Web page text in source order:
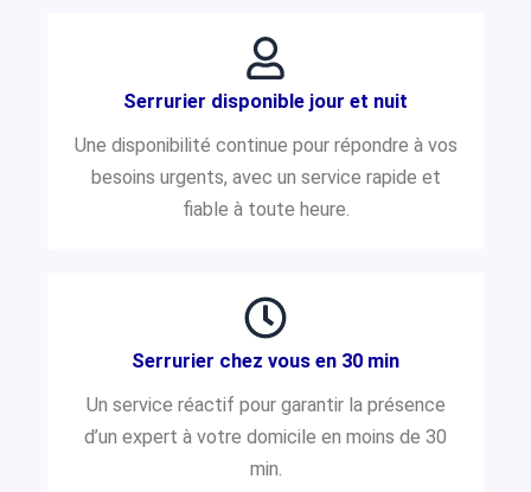
Serrurier disponible jour et nuit
Une disponibilité continue pour répondre à vos
besoins urgents, avec un service rapide et
fiable à toute heure.
Serrurier chez vous en 30 min
Un service réactif pour garantir la présence
d’un expert à votre domicile en moins de 30
min.